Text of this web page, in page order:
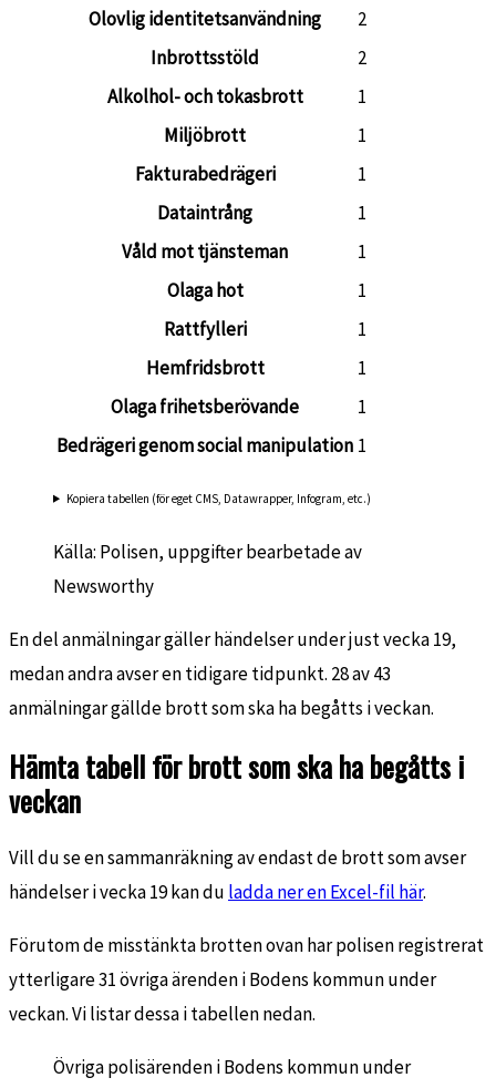
Olovlig identitetsanvändning
2
Inbrottsstöld
2
Alkolhol- och tokasbrott
1
Miljöbrott
1
Fakturabedrägeri
1
Dataintrång
1
Våld mot tjänsteman
1
Olaga hot
1
Rattfylleri
1
Hemfridsbrott
1
Olaga frihetsberövande
1
Bedrägeri genom social manipulation 1
Kopiera tabellen (för eget CMS, Datawrapper, Infogram, etc.)
Källa: Polisen, uppgifter bearbetade av
Newsworthy
En del anmälningar gäller händelser under just vecka 19,
medan andra avser en tidigare tidpunkt. 28 av 43
anmälningar gällde brott som ska ha begåtts i veckan.
Hämta tabell för brott som ska ha begåtts i
veckan
Vill du se en sammanräkning av endast de brott som avser
händelser i vecka 19 kan du ladda ner en Excel-fil här.
Förutom de misstänkta brotten ovan har polisen registrerat
ytterligare 31 övriga ärenden i Bodens kommun under
veckan. Vi listar dessa i tabellen nedan.
Övriga polisärenden i Bodens kommun under